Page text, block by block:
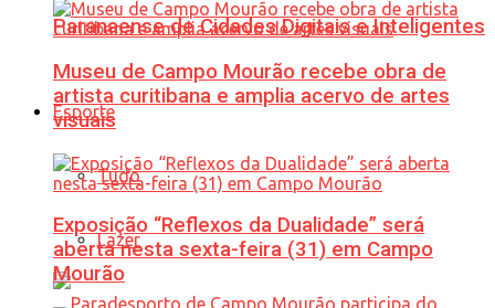
Paranaense de Cidades Digitais e Inteligentes
Esporte
Tudo
Lazer
Museu de Campo Mourão recebe obra de
artista curitibana e amplia acervo de artes
visuais
Exposição “Reflexos da Dualidade” será
aberta nesta sexta-feira (31) em Campo
Mourão